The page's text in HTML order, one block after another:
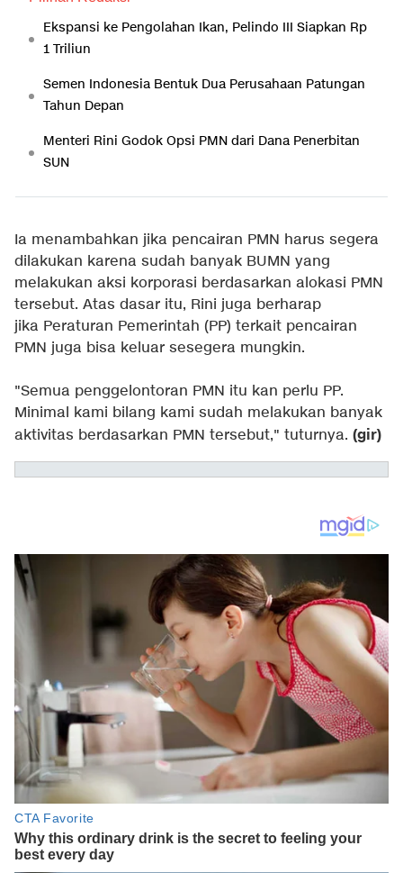
Ekspansi ke Pengolahan Ikan, Pelindo III Siapkan Rp
1 Triliun
Semen Indonesia Bentuk Dua Perusahaan Patungan
Tahun Depan
Menteri Rini Godok Opsi PMN dari Dana Penerbitan
SUN
Ia menambahkan jika pencairan PMN harus segera
dilakukan karena sudah banyak BUMN yang
melakukan aksi korporasi berdasarkan alokasi PMN
tersebut. Atas dasar itu, Rini juga berharap
jika Peraturan Pemerintah (PP) terkait pencairan
PMN juga bisa keluar sesegera mungkin.
"Semua penggelontoran PMN itu kan perlu PP.
Minimal kami bilang kami sudah melakukan banyak
aktivitas berdasarkan PMN tersebut," tuturnya. (gir)